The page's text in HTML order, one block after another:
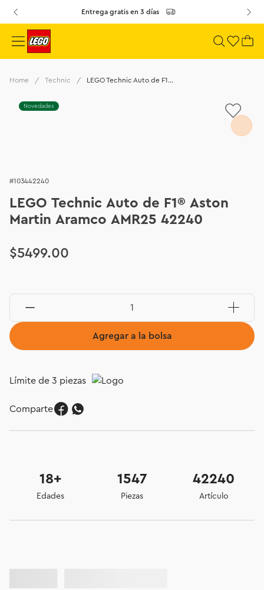
Entrega gratis en 3 días
Technic LEGO Technic Auto de F1® Aston Martin Aramco AMR25 42240
Novedades
103442240
LEGO Technic Auto de F1® Aston
Martin Aramco AMR25 42240
$5499.00
Agregar a la bolsa
Límite de 3 piezas
Comparte
18+
Edades
1547
Piezas
42240
Artículo